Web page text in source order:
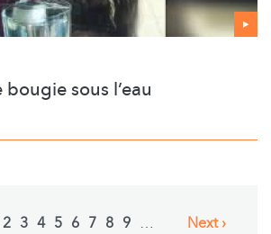
sous l’eau
Page
2 Page
3 Page
4 Page
5 Page
6 Page
7 Page
8 Page
9 …
Next
Next ›